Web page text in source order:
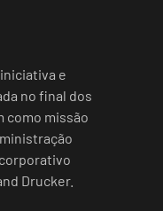
e
no final dos
como missão
Drucker.